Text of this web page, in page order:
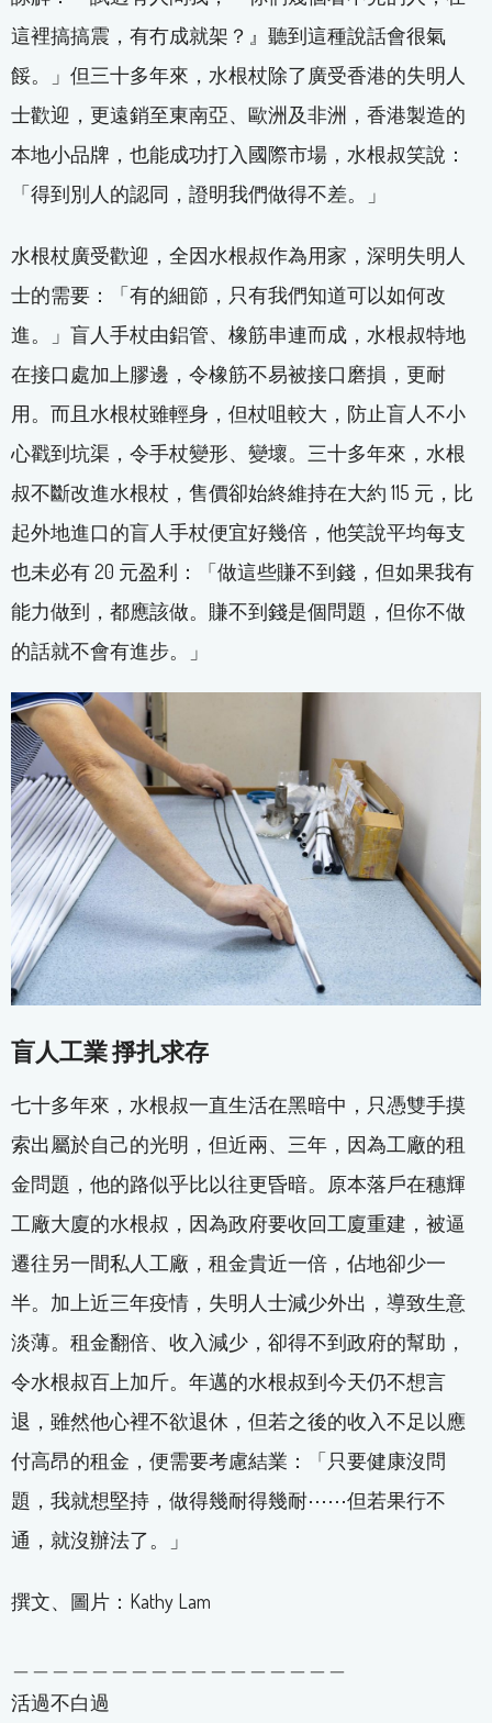
這裡搞搞震，有冇成就架？』聽到這種說話會很氣
餒。」但三十多年來，水根杖除了廣受香港的失明人
士歡迎，更遠銷至東南亞、歐洲及非洲，香港製造的
本地小品牌，也能成功打入國際市場，水根叔笑說：
「得到別人的認同，證明我們做得不差。」
水根杖廣受歡迎，全因水根叔作為用家，深明失明人
士的需要：「有的細節，只有我們知道可以如何改
進。」盲人手杖由鋁管、橡筋串連而成，水根叔特地
在接口處加上膠邊，令橡筋不易被接口磨損，更耐
用。而且水根杖雖輕身，但杖咀較大，防止盲人不小
心戳到坑渠，令手杖變形、變壞。三十多年來，水根
叔不斷改進水根杖，售價卻始終維持在大約 115 元，比
起外地進口的盲人手杖便宜好幾倍，他笑說平均每支
也未必有 20 元盈利：「做這些賺不到錢，但如果我有
能力做到，都應該做。賺不到錢是個問題，但你不做
的話就不會有進步。」
盲人工業 掙扎求存
七十多年來，水根叔一直生活在黑暗中，只憑雙手摸
索出屬於自己的光明，但近兩、三年，因為工廠的租
金問題，他的路似乎比以往更昏暗。原本落戶在穗輝
工廠大廈的水根叔，因為政府要收回工廈重建，被逼
遷往另一間私人工廠，租金貴近一倍，佔地卻少一
半。加上近三年疫情，失明人士減少外出，導致生意
淡薄。租金翻倍、收入減少，卻得不到政府的幫助，
令水根叔百上加斤。年邁的水根叔到今天仍不想言
退，雖然他心裡不欲退休，但若之後的收入不足以應
付高昂的租金，便需要考慮結業：「只要健康沒問
題，我就想堅持，做得幾耐得幾耐⋯⋯但若果行不
通，就沒辦法了。」
撰文、圖片：Kathy Lam
活過不白過